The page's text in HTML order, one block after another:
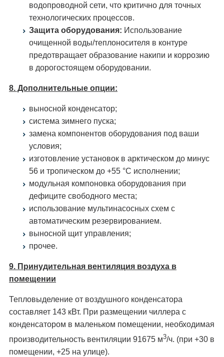
водопроводной сети, что критично для точных
технологических процессов.
Защита оборудования: Использование
очищенной воды/теплоносителя в контуре
предотвращает образование накипи и коррозию
в дорогостоящем оборудовании.
8. Дополнительные опции:
выносной конденсатор;
система зимнего пуска;
замена компонентов оборудования под ваши
условия;
изготовление установок в арктическом до минус
56 и тропическом до +55 °С исполнении;
модульная компоновка оборудования при
дефиците свободного места;
использование мультинасосных схем с
автоматическим резервированием.
выносной щит управления;
прочее.
9. Принудительная вентиляция воздуха в
помещении
Тепловыделение от воздушного конденсатора
составляет 143 кВт. При размещении чиллера с
конденсатором в маленьком помещении, необходимая
производительность вентиляции 91675 м3/ч. (при +30 в
помещении, +25 на улице).